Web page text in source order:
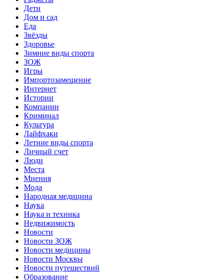
Дети
Дом и сад
Еда
Звёзды
Здоровье
Зимние виды спорта
ЗОЖ
Игры
Импортозамещение
Интернет
Истории
Компании
Криминал
Культура
Лайфхаки
Летние виды спорта
Личный счет
Люди
Места
Мнения
Мода
Народная медицина
Наука
Наука и техника
Недвижимость
Новости
Новости ЗОЖ
Новости медицины
Новости Москвы
Новости путешествий
Образование